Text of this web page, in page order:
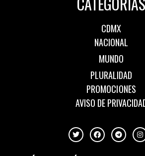
CDMX
NACIONAL
MUNDO
PLURALIDAD
PROMOCIONES
AVISO DE